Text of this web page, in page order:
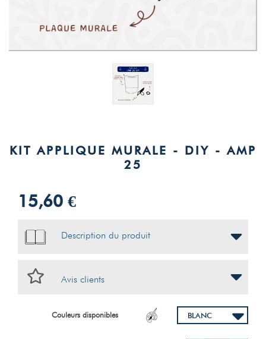
KIT APPLIQUE MURALE - DIY - AMP
25
15,60 €
Description du produit
Avis clients
Couleurs disponibles